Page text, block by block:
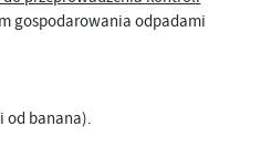
gospodarowania odpadami
od banana).